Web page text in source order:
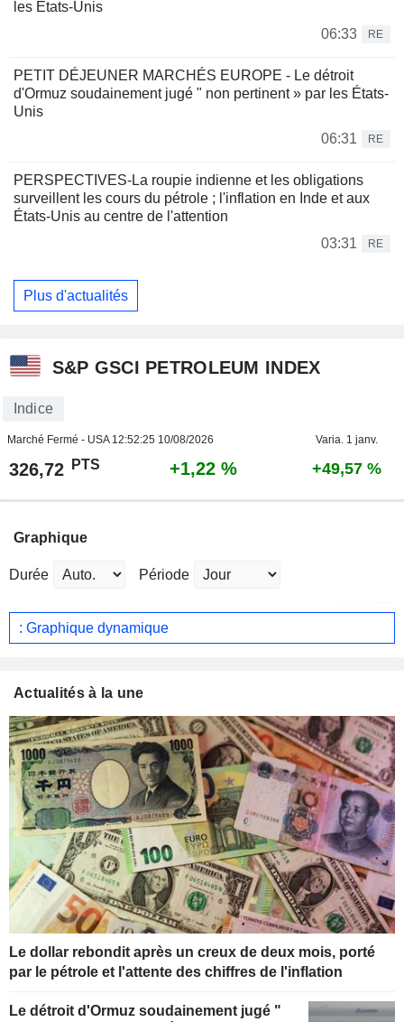
les États-Unis
06:33
RE
PETIT DÉJEUNER MARCHÉS EUROPE - Le détroit
d'Ormuz soudainement jugé " non pertinent » par les États-
Unis
06:31
RE
PERSPECTIVES-La roupie indienne et les obligations
surveillent les cours du pétrole ; l'inflation en Inde et aux
États-Unis au centre de l'attention
03:31
RE
Plus d'actualités
S&P GSCI PETROLEUM INDEX
Indice
Marché Fermé - USA 12:52:25 10/08/2026 Varia. 1 janv.
326,72 PTS +1,22 % +49,57 %
Graphique
Durée Période
: Graphique dynamique
Actualités à la une
Le dollar rebondit après un creux de deux mois, porté
par le pétrole et l'attente des chiffres de l'inflation
Le détroit d'Ormuz soudainement jugé "